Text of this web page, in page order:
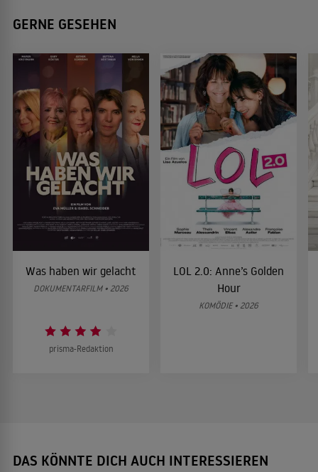
GERNE GESEHEN
Was haben wir gelacht
DOKUMENTARFILM • 2026
prisma-Redaktion
LOL 2.0: Anne’s Golden
Hour
KOMÖDIE • 2026
DAS KÖNNTE DICH AUCH INTERESSIEREN